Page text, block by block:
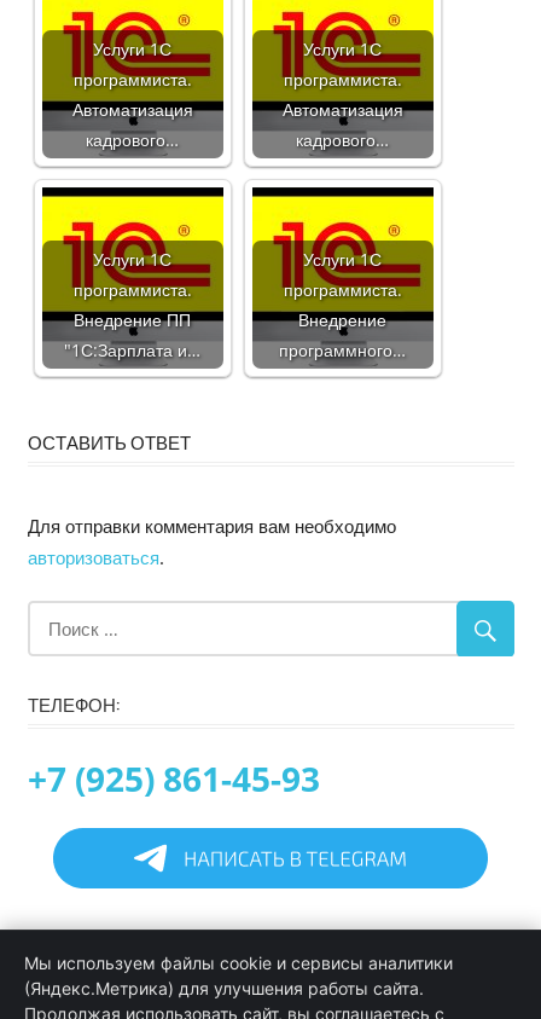
Услуги 1С
программиста.
Автоматизация
кадрового…
Услуги 1С
программиста.
Автоматизация
кадрового…
Услуги 1С
программиста.
Внедрение ПП
"1С:Зарплата и…
Услуги 1С
программиста.
Внедрение
программного…
ОСТАВИТЬ ОТВЕТ
Для отправки комментария вам необходимо
авторизоваться.
ТЕЛЕФОН:
+7 (925) 861-45-93
Информация
Программирование в 1С услуги
Мы используем файлы cookie и сервисы аналитики
(Яндекс.Метрика) для улучшения работы сайта.
Продолжая использовать сайт, вы соглашаетесь с